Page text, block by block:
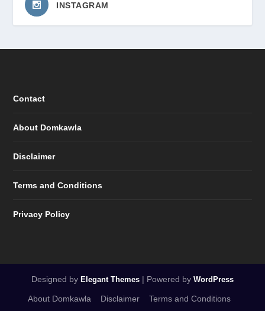
INSTAGRAM
Contact
About Domkawla
Disclaimer
Terms and Conditions
Privacy Policy
Designed by Elegant Themes | Powered by WordPress
About Domkawla Disclaimer Terms and Conditions